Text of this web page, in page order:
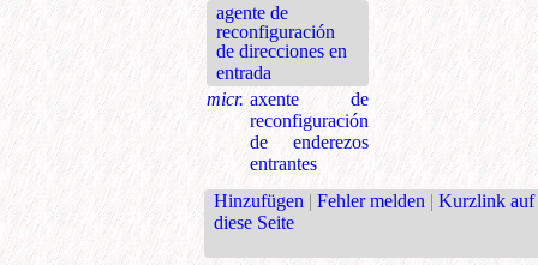
agente de
reconfiguración
de direcciones en
entrada
micr. axente de
reconfiguración
de enderezos
entrantes
Hinzufügen | Fehler melden | Kurzlink auf
diese Seite